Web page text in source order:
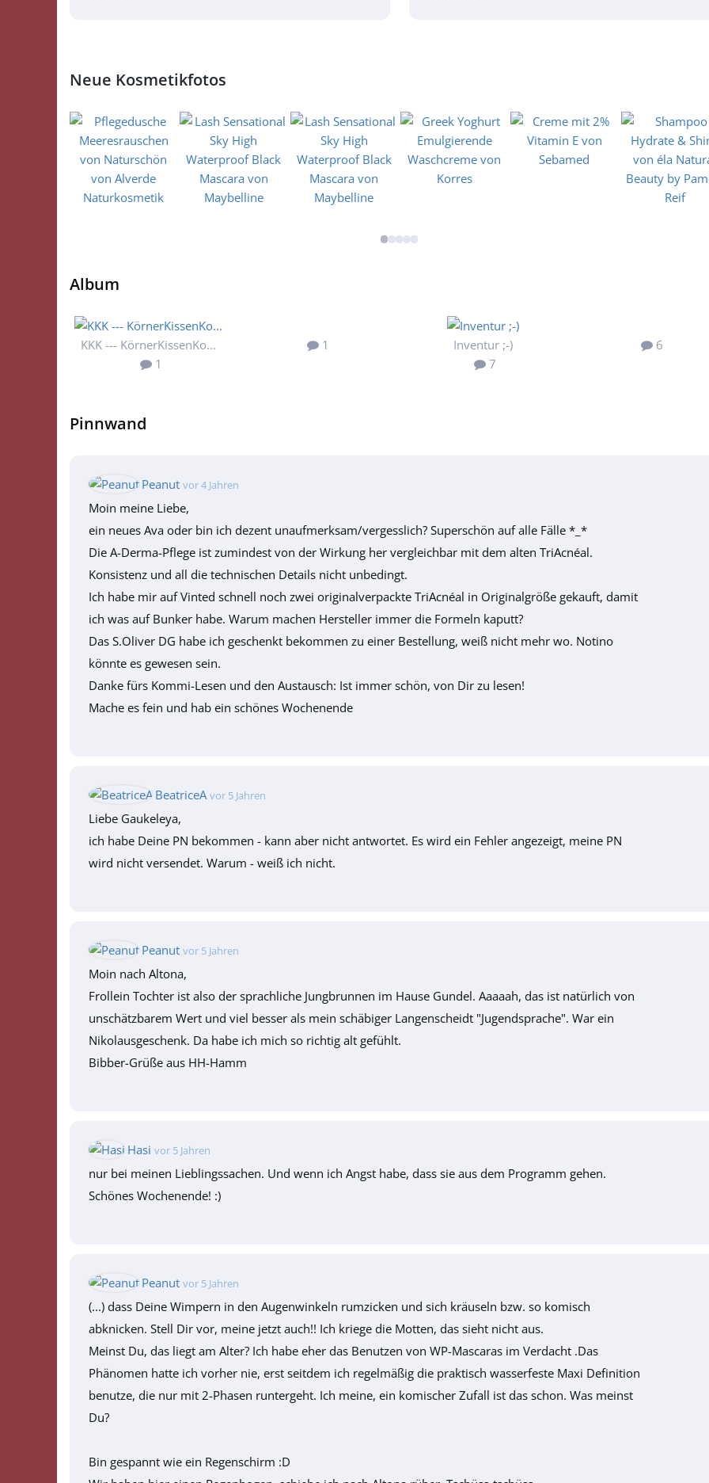
Neue Kosmetikfotos
Album
KKK --- KörnerKissenKo...
1
1
Inventur ;-)
7
6
Pinnwand
Peanut vor 4 Jahren
Moin meine Liebe,
ein neues Ava oder bin ich dezent unaufmerksam/vergesslich? Superschön auf alle Fälle *_*
Die A-Derma-Pflege ist zumindest von der Wirkung her vergleichbar mit dem alten TriAcnéal.
Konsistenz und all die technischen Details nicht unbedingt.
Ich habe mir auf Vinted schnell noch zwei originalverpackte TriAcnéal in Originalgröße gekauft, damit
ich was auf Bunker habe. Warum machen Hersteller immer die Formeln kaputt?
Das S.Oliver DG habe ich geschenkt bekommen zu einer Bestellung, weiß nicht mehr wo. Notino
könnte es gewesen sein.
Danke fürs Kommi-Lesen und den Austausch: Ist immer schön, von Dir zu lesen!
Mache es fein und hab ein schönes Wochenende
BeatriceA vor 5 Jahren
Liebe Gaukeleya,
ich habe Deine PN bekommen - kann aber nicht antwortet. Es wird ein Fehler angezeigt, meine PN
wird nicht versendet. Warum - weiß ich nicht.
Peanut vor 5 Jahren
Moin nach Altona,
Frollein Tochter ist also der sprachliche Jungbrunnen im Hause Gundel. Aaaaah, das ist natürlich von
unschätzbarem Wert und viel besser als mein schäbiger Langenscheidt "Jugendsprache". War ein
Nikolausgeschenk. Da habe ich mich so richtig alt gefühlt.
Bibber-Grüße aus HH-Hamm
Hasi vor 5 Jahren
nur bei meinen Lieblingssachen. Und wenn ich Angst habe, dass sie aus dem Programm gehen.
Schönes Wochenende! :)
Peanut vor 5 Jahren
(...) dass Deine Wimpern in den Augenwinkeln rumzicken und sich kräuseln bzw. so komisch
abknicken. Stell Dir vor, meine jetzt auch!! Ich kriege die Motten, das sieht nicht aus.
Meinst Du, das liegt am Alter? Ich habe eher das Benutzen von WP-Mascaras im Verdacht .Das
Phänomen hatte ich vorher nie, erst seitdem ich regelmäßig die praktisch wasserfeste Maxi Definition
benutze, die nur mit 2-Phasen runtergeht. Ich meine, ein komischer Zufall ist das schon. Was meinst
Du?
Bin gespannt wie ein Regenschirm :D